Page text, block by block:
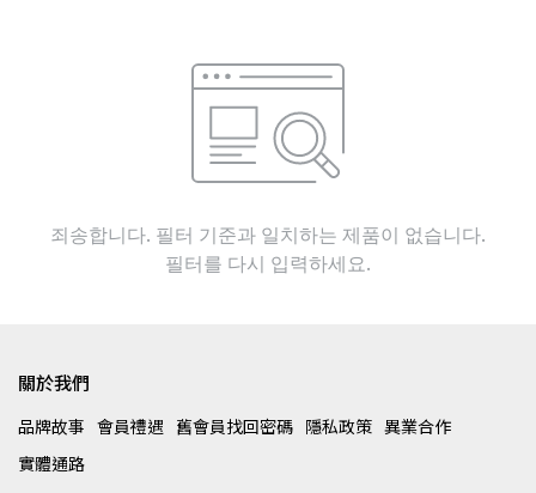
죄송합니다. 필터 기준과 일치하는 제품이 없습니다.
필터를 다시 입력하세요.
關於我們
品牌故事 會員禮遇 舊會員找回密碼 隱私政策 異業合作
實體通路